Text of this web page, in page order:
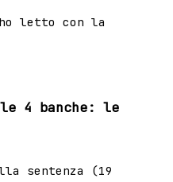
letto con la
4 banche: le
sentenza (19